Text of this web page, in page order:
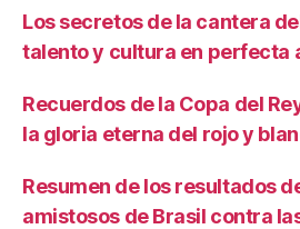
Los secretos de la cantera
talento y cultura en perfecta
Recuerdos de la Copa del
la gloria eterna del rojo y
Resumen de los resultados
amistosos de Brasil contra